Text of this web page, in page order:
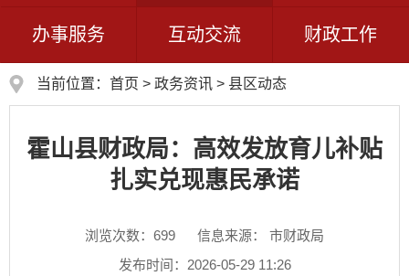
办事服务 互动交流 财政工作
当前位置： 首页 > 政务资讯 > 县区动态
霍山县财政局：高效发放育儿补贴
扎实兑现惠民承诺
浏览次数： 699
信息来源： 市财政局
发布时间：2026-05-29 11:26